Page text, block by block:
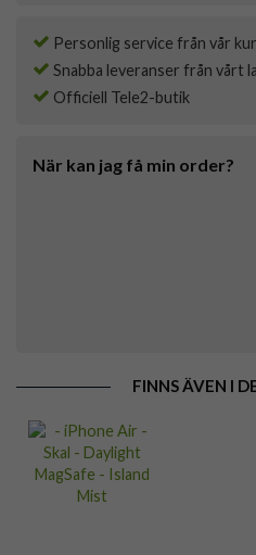
Personlig service från vår
Snabba leveranser från vårt
Officiell Tele2-butik
När kan jag få min order?
FINNS ÄVEN I